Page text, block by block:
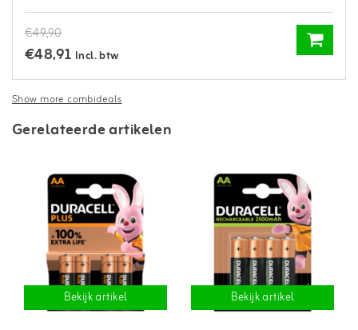
€49,90
€48,91 Incl. btw
Show more combideals
Gerelateerde artikelen
Bekijk artikel Bekijk artikel